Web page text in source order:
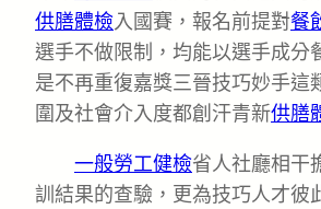
供膳體檢入國賽，報名前提對餐
選手不做限制，均能以選手成分
是不再重復嘉獎三晉技巧妙手
圍及社會介入度都創汗青新供膳
一般勞工健檢省人社廳相干
訓結果的查驗，更為技巧人才彼